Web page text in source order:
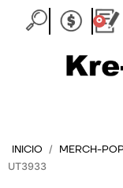
0
INICIO / MERCH-
UT3933